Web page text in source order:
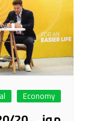
Economy